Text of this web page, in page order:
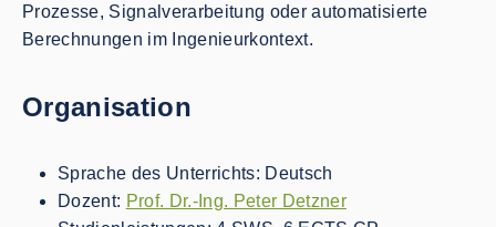
Prozesse, Signalverarbeitung oder automatisierte
Berechnungen im Ingenieurkontext.
Organisation
Sprache des Unterrichts: Deutsch
Dozent: Prof. Dr.-Ing. Peter Detzner